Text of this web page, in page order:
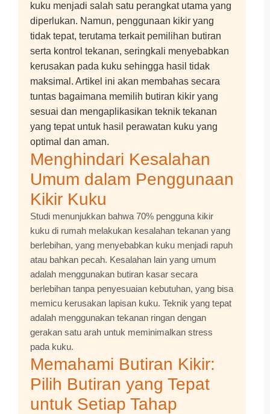
kuku menjadi salah satu perangkat utama yang
diperlukan. Namun, penggunaan kikir yang
tidak tepat, terutama terkait pemilihan butiran
serta kontrol tekanan, seringkali menyebabkan
kerusakan pada kuku sehingga hasil tidak
maksimal. Artikel ini akan membahas secara
tuntas bagaimana memilih butiran kikir yang
sesuai dan mengaplikasikan teknik tekanan
yang tepat untuk hasil perawatan kuku yang
optimal dan aman.
Menghindari Kesalahan
Umum dalam Penggunaan
Kikir Kuku
Studi menunjukkan bahwa 70% pengguna kikir
kuku di rumah melakukan kesalahan tekanan yang
berlebihan, yang menyebabkan kuku menjadi rapuh
atau bahkan pecah. Kesalahan lain yang umum
adalah menggunakan butiran kasar secara
berlebihan tanpa penyesuaian kebutuhan, yang bisa
memicu kerusakan lapisan kuku. Teknik yang tepat
adalah menggunakan tekanan ringan dengan
gerakan satu arah untuk meminimalkan stress
pada kuku.
Memahami Butiran Kikir:
Pilih Butiran yang Tepat
untuk Setiap Tahap